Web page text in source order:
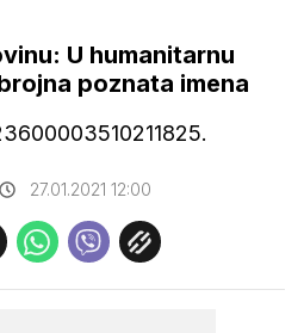
U humanitarnu
poznata imena
27.01.2021 12:00